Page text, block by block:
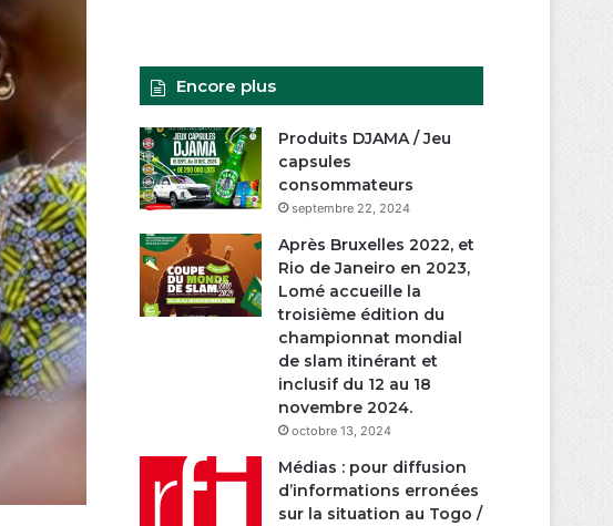
Encore plus
Produits DJAMA / Jeu
capsules
consommateurs
septembre 22, 2024
Après Bruxelles 2022, et
Rio de Janeiro en 2023,
Lomé accueille la
troisième édition du
championnat mondial
de slam itinérant et
inclusif du 12 au 18
novembre 2024.
octobre 13, 2024
Médias : pour diffusion
d’informations erronées
sur la situation au Togo /